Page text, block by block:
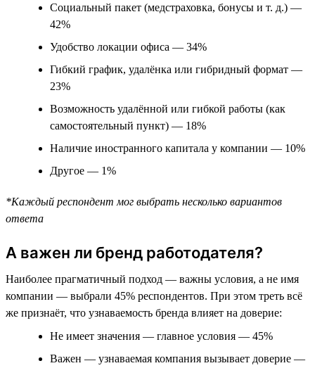
Социальный пакет (медстраховка, бонусы и т. д.) —
42%
Удобство локации офиса — 34%
Гибкий график, удалёнка или гибридный формат —
23%
Возможность удалённой или гибкой работы (как
самостоятельный пункт) — 18%
Наличие иностранного капитала у компании — 10%
Другое — 1%
*Каждый респондент мог выбрать несколько вариантов
ответа
А важен ли бренд работодателя?
Наиболее прагматичный подход — важны условия, а не имя
компании — выбрали 45% респондентов. При этом треть всё
же признаёт, что узнаваемость бренда влияет на доверие:
Не имеет значения — главное условия — 45%
Важен — узнаваемая компания вызывает доверие —